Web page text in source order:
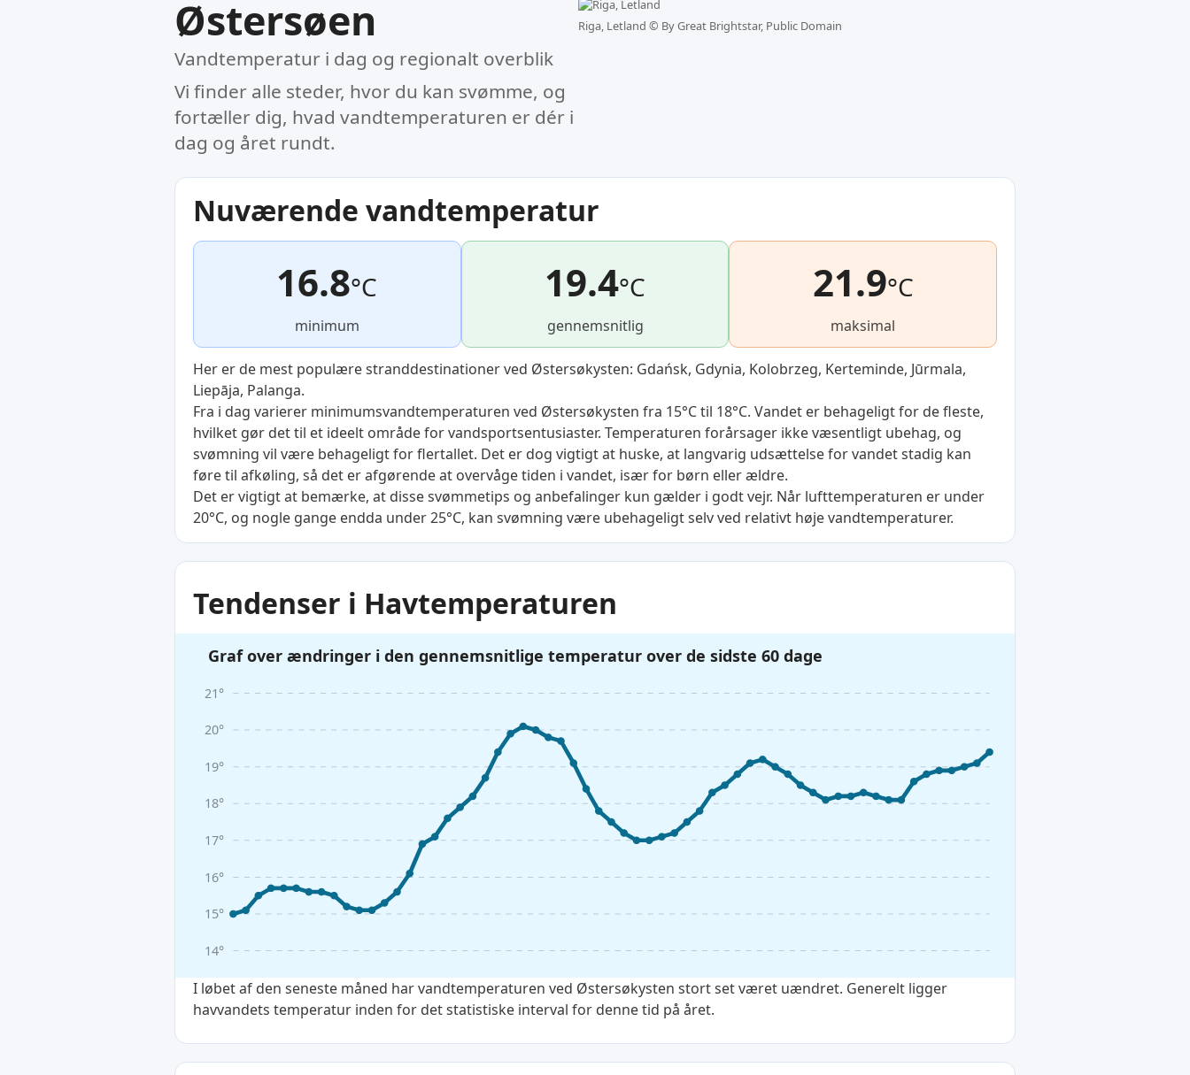
Østersøen
Vandtemperatur i dag og regionalt overblik
Vi finder alle steder, hvor du kan svømme, og
fortæller dig, hvad vandtemperaturen er dér i
dag og året rundt.
Riga, Letland © By Great Brightstar, Public Domain
Nuværende vandtemperatur
16.8°C
minimum
19.4°C
gennemsnitlig
21.9°C
maksimal
Her er de mest populære stranddestinationer ved Østersøkysten: Gdańsk, Gdynia, Kolobrzeg, Kerteminde, Jūrmala,
Liepāja, Palanga.
Fra i dag varierer minimumsvandtemperaturen ved Østersøkysten fra 15°C til 18°C. Vandet er behageligt for de fleste,
hvilket gør det til et ideelt område for vandsportsentusiaster. Temperaturen forårsager ikke væsentligt ubehag, og
svømning vil være behageligt for flertallet. Det er dog vigtigt at huske, at langvarig udsættelse for vandet stadig kan
føre til afkøling, så det er afgørende at overvåge tiden i vandet, især for børn eller ældre.
Det er vigtigt at bemærke, at disse svømmetips og anbefalinger kun gælder i godt vejr. Når lufttemperaturen er under
20°C, og nogle gange endda under 25°C, kan svømning være ubehageligt selv ved relativt høje vandtemperaturer.
Tendenser i Havtemperaturen
Graf over ændringer i den gennemsnitlige temperatur over de sidste 60 dage
14°
15°
16°
17°
18°
19°
20°
21°
I løbet af den seneste måned har vandtemperaturen ved Østersøkysten stort set været uændret. Generelt ligger
havvandets temperatur inden for det statistiske interval for denne tid på året.